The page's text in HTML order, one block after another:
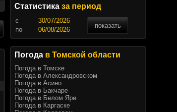
Статистика за период
c
показать
по
Погода в Томской области
Погода в Томске
Погода в Александровском
Погода в Асино
Погода в Бакчаре
Погода в Белом Яре
Погода в Каргаске